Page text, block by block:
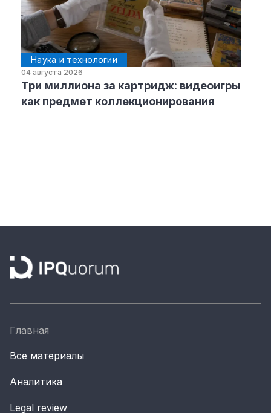
Наука и технологии
04 августа 2026
Три миллиона за картридж: видеоигры
как предмет коллекционирования
Главная
Все материалы
Аналитика
Legal review